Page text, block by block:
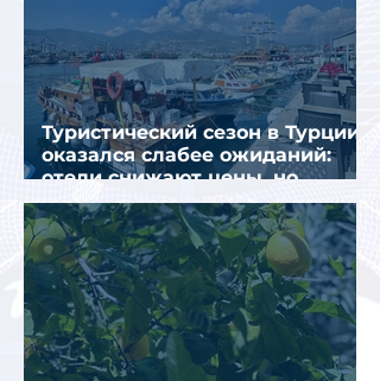
Туристический сезон в Турции
оказался слабее ожиданий:
отели снижают цены, но
загрузка остается низкой